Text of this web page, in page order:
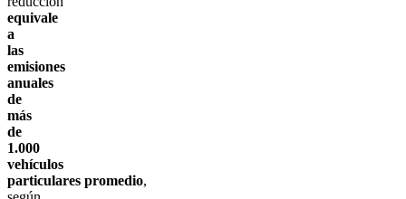
equivale
a
las
emisiones
anuales
de
más
de
1.000
vehículos
particulares promedio,